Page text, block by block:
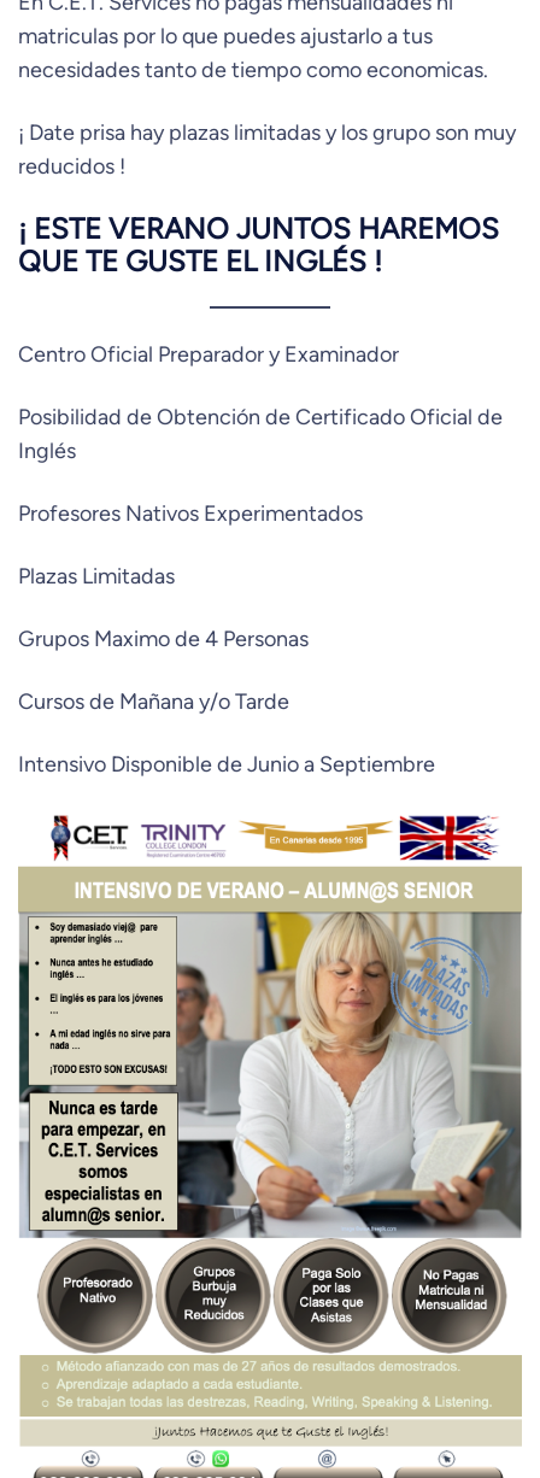
matriculas por lo que puedes ajustarlo a tus
necesidades tanto de tiempo como economicas.
¡ Date prisa hay plazas limitadas y los grupo son muy
reducidos !
¡ ESTE VERANO JUNTOS HAREMOS
QUE TE GUSTE EL INGLÉS !
Centro Oficial Preparador y Examinador
Posibilidad de Obtención de Certificado Oficial de
Inglés
Profesores Nativos Experimentados
Plazas Limitadas
Grupos Maximo de 4 Personas
Cursos de Mañana y/o Tarde
Intensivo Disponible de Junio a Septiembre